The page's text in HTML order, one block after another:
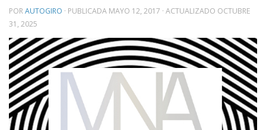
PORAUTOGIRO · PUBLICADA MAYO 12, 2017 · ACTUALIZADO OCTUBRE
31, 2025